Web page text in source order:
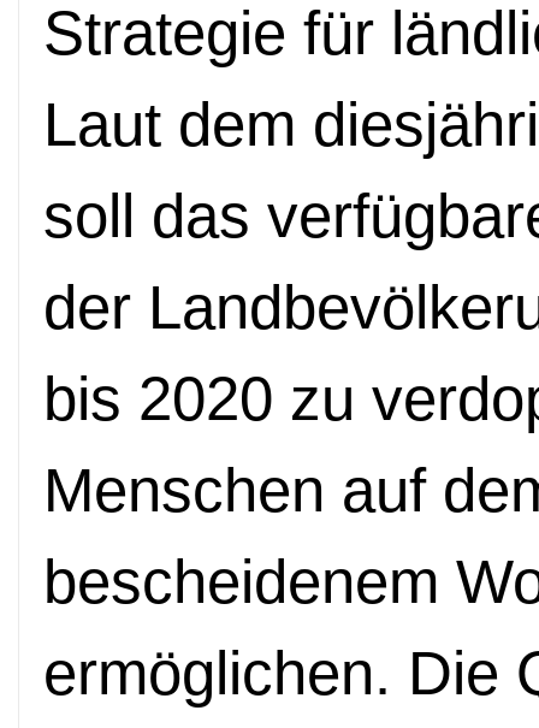
Strategie für
Laut dem
soll das
der
bis 2020 zu
Menschen auf
bescheidenem
ermöglichen. Die